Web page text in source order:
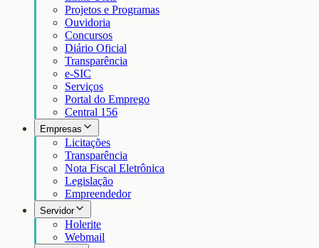
Projetos e Programas
Ouvidoria
Concursos
Diário Oficial
Transparência
e-SIC
Serviços
Portal do Emprego
Central 156
Empresas
Licitações
Transparência
Nota Fiscal Eletrônica
Legislação
Empreendedor
Servidor
Holerite
Webmail